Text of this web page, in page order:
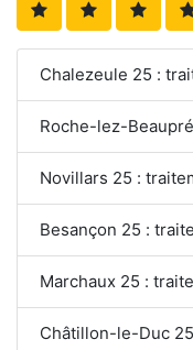
Chalezeule 25 :
Roche-lez-
Novillars 25 :
Besançon 25 :
Marchaux 25 :
Châtillon-le-Duc